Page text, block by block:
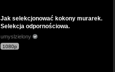
Jak selekcjonować kokony murarek.
Selekcja odpornościowa.
umyslzielony
1080p